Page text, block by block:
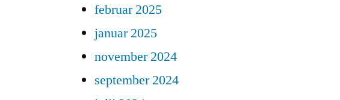
februar 2025
januar 2025
november 2024
september 2024